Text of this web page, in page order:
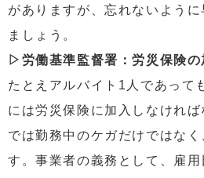
がありますが、忘れないよう
ましょう。
▷労働基準監督署：労災保険の
たとえアルバイト1人であって
には労災保険に加入しなけれ
では勤務中のケガだけではな
す。事業者の義務として、雇